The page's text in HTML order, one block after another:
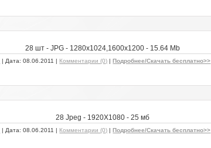
28 шт - JPG - 1280х1024,1600х1200 - 15.64 Mb
| Дата:08.06.2011 | Комментарии (0) |Подробнее/Скачать бесплатно>>
28 Jpeg - 1920Х1080 - 25 мб
| Дата:08.06.2011 | Комментарии (0) |Подробнее/Скачать бесплатно>>